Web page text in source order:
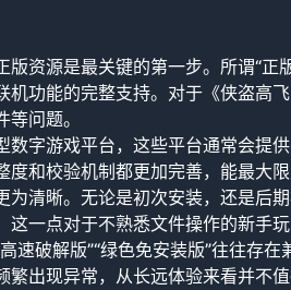
资源是最关键的第一步。所谓“正
机功能的完整支持。对于《侠盗高
问题。
数字游戏平台，这些平台通常会提
和校验机制都更加完善，能最大
为清晰。无论是初次安装，还是后
一点对于不熟悉文件操作的新手玩
速破解版”“绿色免安装版”往往存
出现异常，从长远体验来看并不值